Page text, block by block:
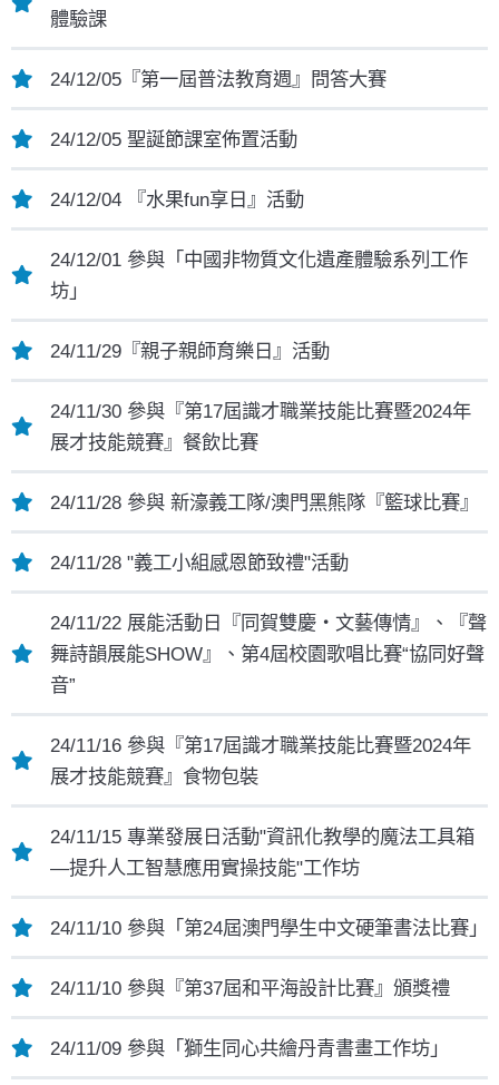
體驗課
24/12/05『第一屆普法教育週』問答大賽
24/12/05 聖誕節課室佈置活動
24/12/04 『水果fun享日』活動
24/12/01 參與「中國非物質文化遺產體驗系列工作
坊」
24/11/29『親子親師育樂日』活動
24/11/30 參與『第17屆識才職業技能比賽暨2024年
展才技能競賽』餐飲比賽
24/11/28 參與 新濠義工隊/澳門黑熊隊『籃球比賽』
24/11/28 "義工小組感恩節致禮"活動
24/11/22 展能活動日『同賀雙慶‧文藝傳情』、『聲
舞詩韻展能SHOW』、第4屆校園歌唱比賽“協同好聲
音”
24/11/16 參與『第17屆識才職業技能比賽暨2024年
展才技能競賽』食物包裝
24/11/15 專業發展日活動"資訊化教學的魔法工具箱
—提升人工智慧應用實操技能"工作坊
24/11/10 參與「第24屆澳門學生中文硬筆書法比賽」
24/11/10 參與『第37屆和平海設計比賽』頒獎禮
24/11/09 參與「獅生同心共繪丹青書畫工作坊」